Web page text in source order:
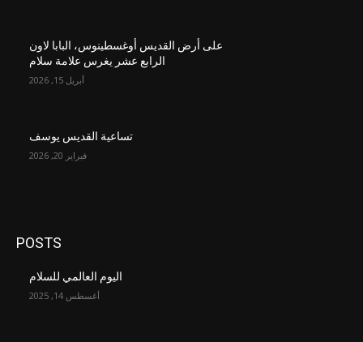
على أرض القديس أوغسطينوس، البابا لاون
الرابع عشر يغرس علامة سلام
أبريل 15, 2026
تساعية القديس يوسف
فبراير 20, 2026
POSTS
اليوم العالمي للسلام
أغسطس 14, 2025